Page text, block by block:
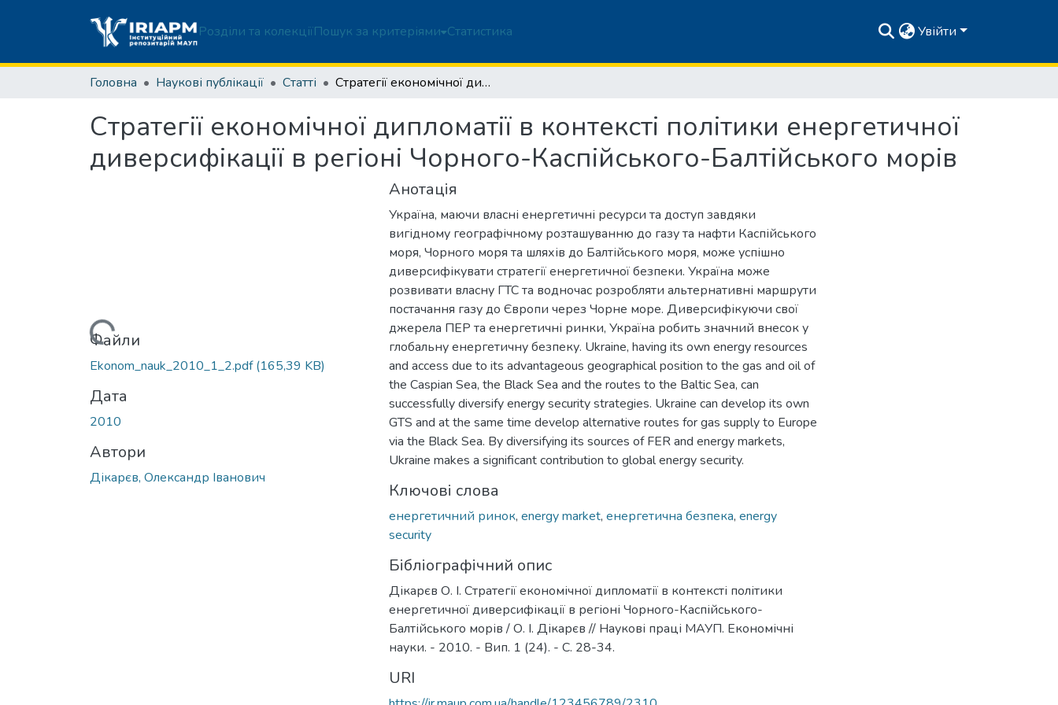
Розділи та колекціїПошук за критеріями Статистика Увійти
Головна Наукові публікації Статті Стратегії економічної дипломатії в контексті політики енергетичної диверсифікації в регіоні Чорного-Каспійського-Балтійського морів
Стратегії економічної дипломатії в контексті політики енергетичної
диверсифікації в регіоні Чорного-Каспійського-Балтійського морів
Вантажиться...Файли
Ekonom_nauk_2010_1_2.pdf(165,39 KB)
Дата
2010
Автори
Дікарєв, Олександр Іванович
Анотація
Україна, маючи власні енергетичні ресурси та доступ завдяки
вигідному географічному розташуванню до газу та нафти Каспійського
моря, Чорного моря та шляхів до Балтійського моря, може успішно
диверсифікувати стратегії енергетичної безпеки. Україна може
розвивати власну ГТС та водночас розробляти альтернативні маршрути
постачання газу до Європи через Чорне море. Диверсифікуючи свої
джерела ПЕР та енергетичні ринки, Україна робить значний внесок у
глобальну енергетичну безпеку. Ukraine, having its own energy resources
and access due to its advantageous geographical position to the gas and oil of
the Caspian Sea, the Black Sea and the routes to the Baltic Sea, can
successfully diversify energy security strategies. Ukraine can develop its own
GTS and at the same time develop alternative routes for gas supply to Europe
via the Black Sea. By diversifying its sources of FER and energy markets,
Ukraine makes a significant contribution to global energy security.
Ключові слова
енергетичний ринок, energy market, енергетична безпека, energy
security
Бібліографічний опис
Дікарєв О. І. Стратегії економічної дипломатії в контексті політики
енергетичної диверсифікації в регіоні Чорного-Каспійського-
Балтійського морів / О. І. Дікарєв // Наукові праці МАУП. Економічні
науки. - 2010. - Вип. 1 (24). - С. 28-34.
URI